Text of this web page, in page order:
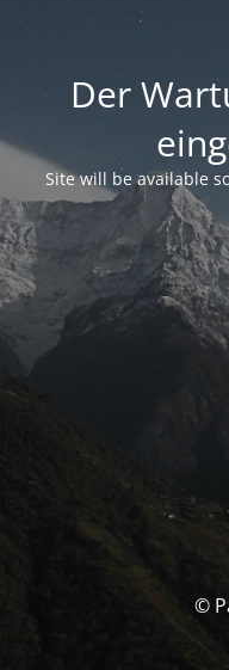
Der
Site will be available
©